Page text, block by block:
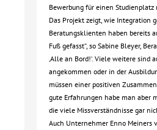
Bewerbung für einen Studienplatz
Das Projekt zeigt, wie Integration
Beratungsklienten haben bereits
Fuß gefasst“, so Sabine Bleyer,
‚Alle an Bord!‘. Viele weitere sind
angekommen oder in der
müssen einer positiven
gute Erfahrungen habe man aber
die viele Missverständnisse gar
Auch Unternehmer Enno Meiners